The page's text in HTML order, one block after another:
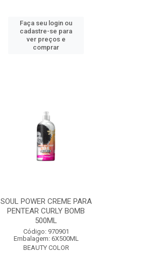
Faça seu login ou
cadastre-se para
ver preços e
comprar
SOUL POWER CREME PARA
PENTEAR CURLY BOMB
500ML
Código: 970901
Embalagem: 6X500ML
BEAUTY COLOR